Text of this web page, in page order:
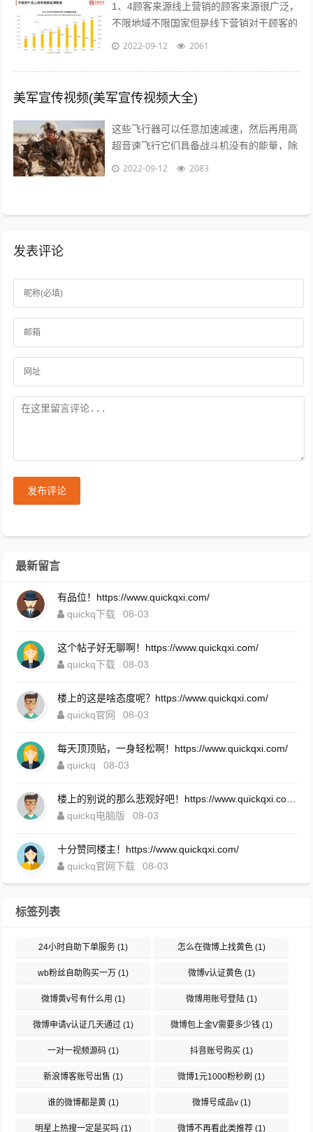
1、4顾客来源线上营销的顾客来源很广泛，
不限地域不限国家但是线下营销对于顾客的
选择性来说就大打折扣，人数很少，当然更
2022-09-12 2061
美军宣传视频(美军宣传视频大全)
这些飞行器可以任意加速减速，然后再用高
超音速飞行它们具备战斗机没有的能量，除
了逆天的飞行能力，还有难以置信的巡航能
2022-09-12 2083
发表评论
发布评论
最新留言
有品位！https://www.quickqxi.com/
quickq下载
08-03
这个帖子好无聊啊！https://www.quickqxi.com/
quickq下载
08-03
楼上的这是啥态度呢？https://www.quickqxi.com/
quickq官网
08-03
每天顶顶贴，一身轻松啊！https://www.quickqxi.com/
quickq
08-03
quickq电脑版
08-03
十分赞同楼主！https://www.quickqxi.com/
quickq官网下载
08-03
标签列表
24小时自助下单服务 (1) 怎么在微博上找黄色(1)
wb粉丝自助购买一万 (1) 微博v认证黄色(1)
微博黄v号有什么用 (1) 微博用账号登陆(1)
微博申请v认证几天通过 (1) 微博包上金V需要多少钱(1)
一对一视频源码 (1) 抖音账号购买(1)
新浪博客账号出售 (1) 微博1元1000粉秒刷 (1)
谁的微博都是黄 (1) 微博号成品v(1)
明星上热搜一定是买吗 (1) 微博不再看此类推荐(1)